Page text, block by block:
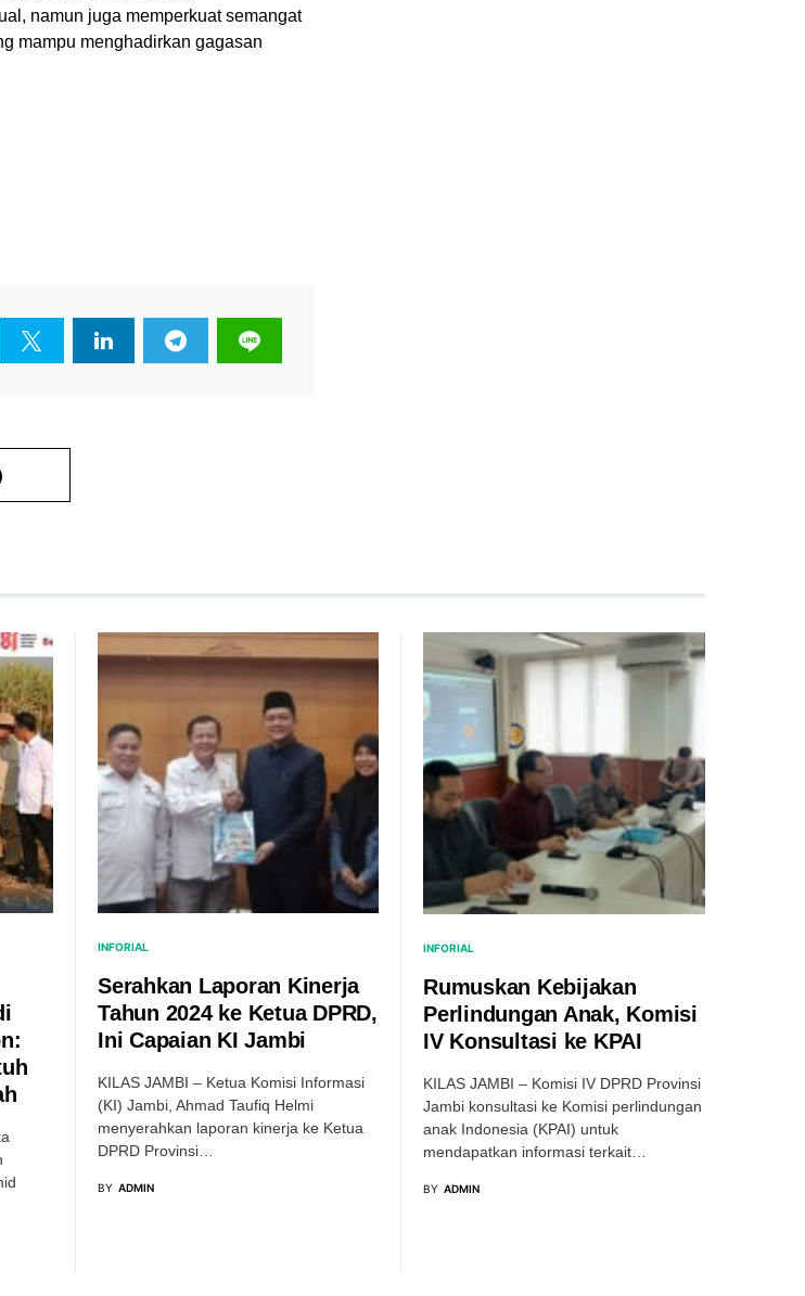
namun juga memperkuat semangat
mampu menghadirkan gagasan
INFORIAL
Serahkan Laporan Kinerja
Tahun 2024 ke Ketua DPRD,
Ini Capaian KI Jambi
KILAS JAMBI – Ketua Komisi Informasi
(KI) Jambi, Ahmad Taufiq Helmi
menyerahkan laporan kinerja ke Ketua
DPRD Provinsi…
BY ADMIN
INFORIAL
Rumuskan Kebijakan
Perlindungan Anak, Komisi
IV Konsultasi ke KPAI
KILAS JAMBI – Komisi IV DPRD Provinsi
Jambi konsultasi ke Komisi perlindungan
anak Indonesia (KPAI) untuk
mendapatkan informasi terkait…
BY ADMIN